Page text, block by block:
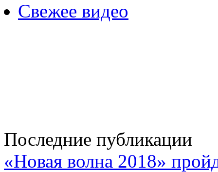
Свежее видео
Последние публикации
«Новая волна 2018»